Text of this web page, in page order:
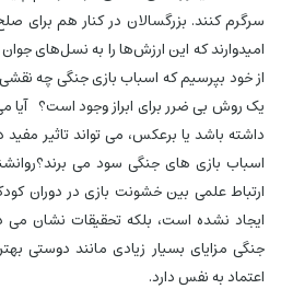
سرگرم کنند. بزرگسالان در کنار هم برای
امیدوارند که این ارزش‌ها را به نسل‌های
از خود بپرسیم که اسباب بازی جنگی چه
یک روش بی ضرر برای ابراز وجود است؟ آیا می
داشته باشد یا برعکس، می تواند تاثیر مفید
اسباب بازی های جنگی سود می برند؟
ارتباط علمی بین خشونت بازی در دوران
ایجاد نشده است، بلکه تحقیقات نشان می
جنگی مزایای بسیار زیادی مانند دوستی
اعتماد به نفس دارد.